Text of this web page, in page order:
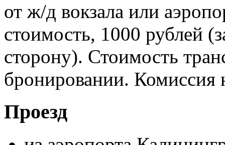
от ж/д вокзала или
стоимость, 1000 рублей
сторону). Стоимость
бронировании. Комиссия
Проезд